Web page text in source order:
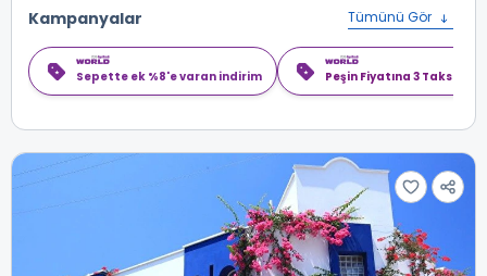
Kampanyalar Tümünü Gör
Sepette ek %8'e varan indirim Peşin Fiyatına 3 Taksit